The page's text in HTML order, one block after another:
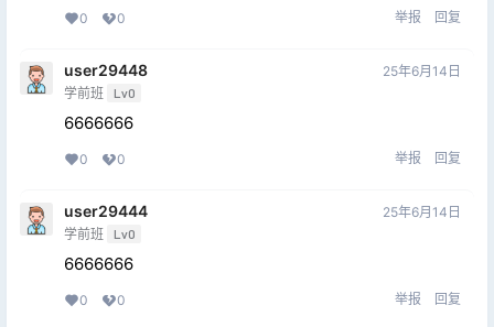
0 0 举报 回复
user29448
学前班 Lv0
25年6月14日
6666666
0 0 举报 回复
user29444
学前班 Lv0
25年6月14日
6666666
0 0 举报 回复